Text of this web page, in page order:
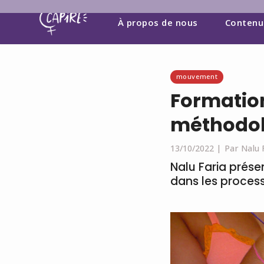
À propos de nous Contenu
mouvement
13/10/2022 | Par Nalu
Nalu Faria
dans les